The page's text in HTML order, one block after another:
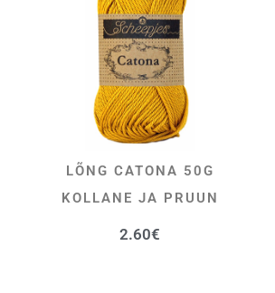
VALI
LÕNG CATONA 50G
KOLLANE JA PRUUN
2.60€